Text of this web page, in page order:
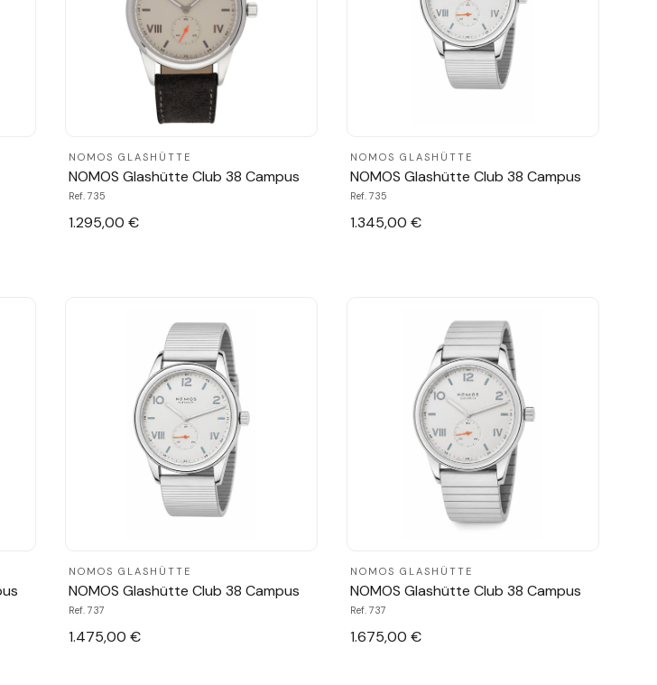
NOMOS GLASHÜTTE
NOMOS Glashütte Club 38 Campus
Ref. 735
1.295,00 €
NOMOS GLASHÜTTE
NOMOS Glashütte Club 38 Campus
Ref. 735
1.345,00 €
NOMOS GLASHÜTTE
NOMOS Glashütte Club 38 Campus
Ref. 737
1.475,00 €
NOMOS GLASHÜTTE
NOMOS Glashütte Club 38 Campus
Ref. 737
1.675,00 €